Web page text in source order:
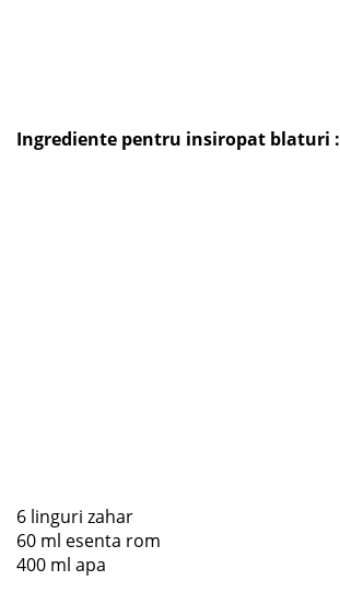
Ingrediente pentru insiropat blaturi :
6 linguri zahar
60 ml esenta rom
400 ml apa